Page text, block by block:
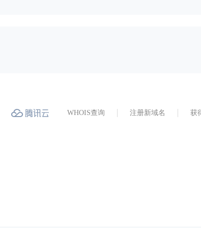
WHOIS查询 注册新域名 获